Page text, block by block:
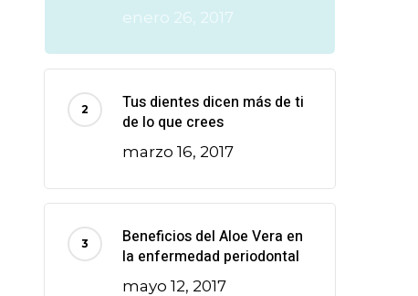
enero 26, 2017
Tus dientes dicen más de ti
de lo que crees
marzo 16, 2017
Beneficios del Aloe Vera en
la enfermedad periodontal
mayo 12, 2017